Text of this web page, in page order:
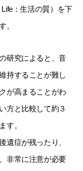
：生活の質）を下
。
研究によると、音
持することが難し
が高まることがわ
方と比較して約３
す。
遺症が残ったり、
非常に注意が必要